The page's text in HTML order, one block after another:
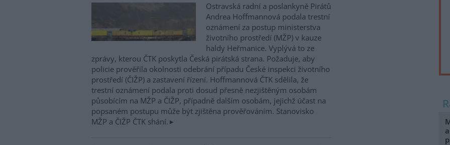
Ostravská radní a poslankyně Pirátů
Andrea Hoffmannová podala trestní
oznámení za postup ministerstva
životního prostředí (MŽP) v kauze
haldy Heřmanice. Vyplývá to ze
zprávy, kterou ČTK poskytla Česká pirátská strana. Požaduje, aby
policie prověřila okolnosti odebrání případu České inspekci životního
prostředí (ČIŽP) a zastavení řízení. Hoffmannová ČTK sdělila, že
trestní oznámení podala proti dosud přesně nezjištěným osobám
působícím na MŽP a ČIŽP, případně dalším osobám, jejichž účast na
popsaném postupu může být zjištěna prověřováním. Stanovisko
MŽP a ČIŽP ČTK shání.